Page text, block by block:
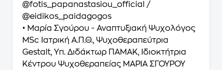
@fotis_papanastasiou_official /
@eidikos_paidagogos
• Μαρία Σγούρου - Αναπτυξιακή Ψυχολόγος
MSc Ιατρική Α.Π.Θ., Ψυχοθεραπεύτρια
Gestalt, Υπ. Διδάκτωρ ΠΑΜΑΚ, Ιδιοκτήτρια
Κέντρου Ψυχοθεραπείας ΜΑΡΙΑ ΣΓΟΥΡΟΥ